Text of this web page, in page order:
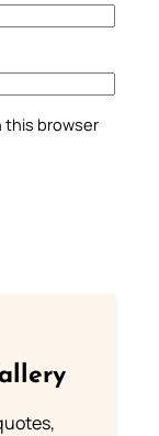
this browser